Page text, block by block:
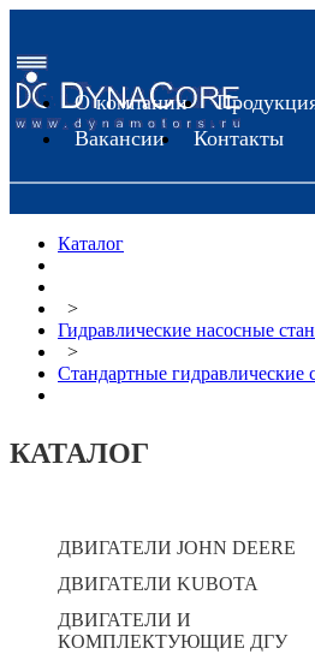
О компании
Вакансии
Контакты
Каталог
>
Гидравлические насосные
>
Стандартные
КАТАЛОГ
ДВИГАТЕЛИ JOHN DEERE
ДВИГАТЕЛИ KUBOTA
ДВИГАТЕЛИ И
КОМПЛЕКТУЮЩИЕ ДГУ